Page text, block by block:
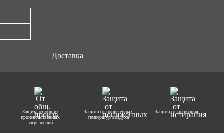
Доставка
Защита от общих
производственных
загрязнений
Защита от пониженных
температур воздуха
Защита от истирания